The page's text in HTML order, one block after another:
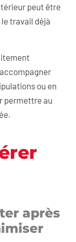
peut être
travail déjà
ou en
permettre au
après